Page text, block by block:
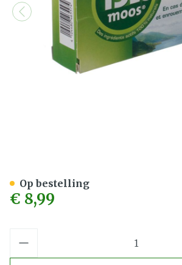
€ 8,99
Op bestelling